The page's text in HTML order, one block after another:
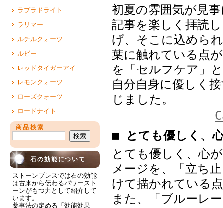
ラブラドライト
ラリマー
ルチルクォーツ
ルビー
レッドタイガーアイ
レモンクォーツ
ローズクォーツ
ロードナイト
商品検索
石の効能について
ストーンブレスでは石の効能
は古来から伝わるパワースト
ーンがもつ力として紹介して
います。
薬事法の定める「効能効果
初夏の雰囲気が見
記事を楽しく拝読
げ、そこに込めら
葉に触れている点
を「セルフケア」
自分自身に優しく
じました。
■ とても優しく、
とても優しく、心
メージを、「立ち
けて描かれている
また、「ブルーレ